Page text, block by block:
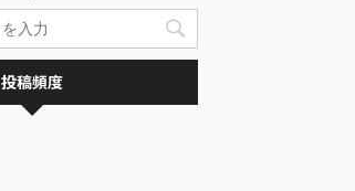
投稿頻度